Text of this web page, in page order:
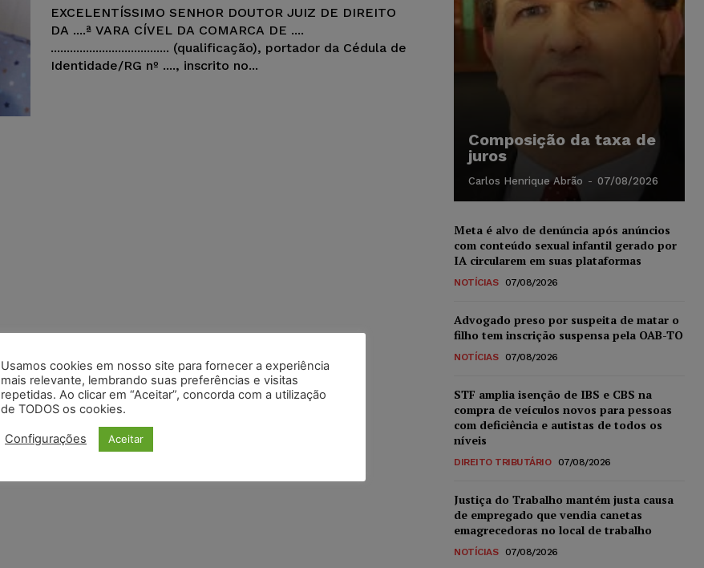
EXCELENTÍSSIMO SENHOR DOUTOR JUIZ DE DIREITO
DA ....ª VARA CÍVEL DA COMARCA DE ....
..................................... (qualificação), portador da Cédula de
Identidade/RG nº ...., inscrito no...
Composição da taxa de
juros
Carlos Henrique Abrão - 07/08/2026
Meta é alvo de denúncia após anúncios
com conteúdo sexual infantil gerado por
IA circularem em suas plataformas
NOTÍCIAS 07/08/2026
Advogado preso por suspeita de matar o
filho tem inscrição suspensa pela OAB-TO
NOTÍCIAS 07/08/2026
STF amplia isenção de IBS e CBS na
compra de veículos novos para pessoas
com deficiência e autistas de todos os
níveis
DIREITO TRIBUTÁRIO 07/08/2026
Justiça do Trabalho mantém justa causa
de empregado que vendia canetas
emagrecedoras no local de trabalho
NOTÍCIAS 07/08/2026
Usamos cookies em nosso site para fornecer a experiência
mais relevante, lembrando suas preferências e visitas
repetidas. Ao clicar em “Aceitar”, concorda com a utilização
de TODOS os cookies.
Configurações Aceitar